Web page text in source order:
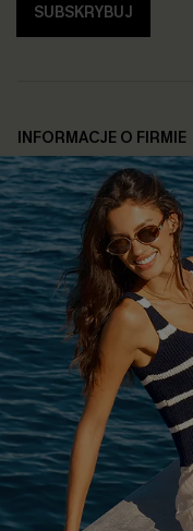
SUBSKRYBUJ
INFORMACJE O FIRMIE
O NAS
Opinie Klientów
Polityka Prywatności
Warunki & Zasady
Łańcuch Dostaw Cupshe
20% Zniżki na SMS
POPULARNA KOLEKCJA